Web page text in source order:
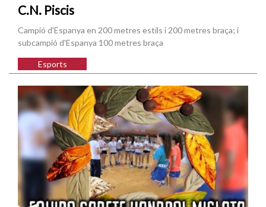
C.N. Piscis
Campió d'Espanya en 200 metres estils i 200 metres braça; i
subcampió d'Espanya 100 metres braça
Esports